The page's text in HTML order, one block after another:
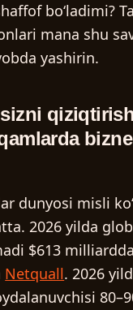
boʻladimi?
mana shu
yashirin.
dunyosi misli
2026 yilda
$613
Netquall. 2026